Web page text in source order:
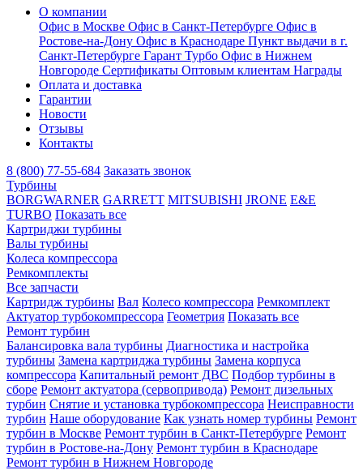
О компании
Офис в Москве Офис в Санкт-Петербурге Офис в
Ростове-на-Дону Офис в Краснодаре Пункт выдачи в г.
Санкт-Петербурге Гарант Турбо Офис в Нижнем
Новгороде Сертификаты Оптовым клиентам Награды
Оплата и доставка
Гарантии
Новости
Отзывы
Контакты
8 (800) 77-55-684 Заказать звонок
Турбины
BORGWARNER GARRETT MITSUBISHI JRONE E&E
TURBO Показать все
Картриджи турбины
Валы турбины
Колеса компрессора
Ремкомплекты
Все запчасти
Картридж турбины Вал Колесо компрессора Ремкомплект
Актуатор турбокомпрессора Геометрия Показать все
Ремонт турбин
Балансировка вала турбины Диагностика и настройка
турбины Замена картриджа турбины Замена корпуса
компрессора Капитальный ремонт ДВС Подбор турбины в
сборе Ремонт актуатора (сервопривода) Ремонт дизельных
турбин Снятие и установка турбокомпрессора Неисправности
турбин Наше оборудование Как узнать номер турбины Ремонт
турбин в Москве Ремонт турбин в Санкт-Петербурге Ремонт
турбин в Ростове-на-Дону Ремонт турбин в Краснодаре
Ремонт турбин в Нижнем Новгороде